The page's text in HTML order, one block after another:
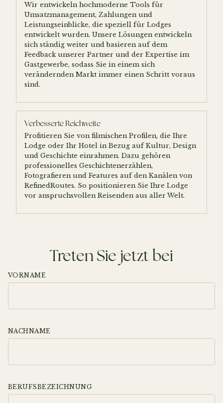
Wir entwickeln hochmoderne Tools für
Umsatzmanagement, Zahlungen und
Leistungseinblicke, die speziell für Lodges
entwickelt wurden. Unsere Lösungen entwickeln
sich ständig weiter und basieren auf dem
Feedback unserer Partner und der Expertise im
Gastgewerbe, sodass Sie in einem sich
verändernden Markt immer einen Schritt voraus
sind.
Verbesserte Reichweite
Profitieren Sie von filmischen Profilen, die Ihre
Lodge oder Ihr Hotel in Bezug auf Kultur, Design
und Geschichte einrahmen. Dazu gehören
professionelles Geschichtenerzählen,
Fotografieren und Features auf den Kanälen von
RefinedRoutes. So positionieren Sie Ihre Lodge
vor anspruchsvollen Reisenden aus aller Welt.
Treten Sie jetzt bei
VORNAME
NACHNAME
BERUFSBEZEICHNUNG